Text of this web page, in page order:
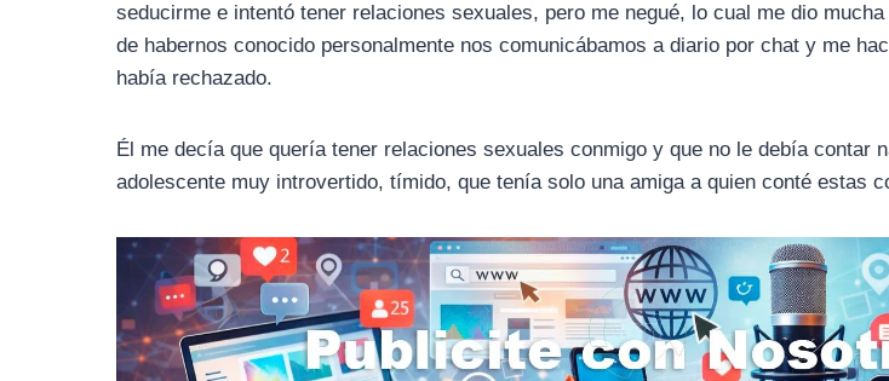
seducirme e intentó tener relaciones sexuales, pero me negué, lo cual me dio
de habernos conocido personalmente nos comunicábamos a diario por chat y me
había rechazado.
Él me decía que quería tener relaciones sexuales conmigo y que no le debía contar
adolescente muy introvertido, tímido, que tenía solo una amiga a quien conté estas